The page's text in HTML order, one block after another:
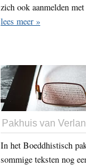
zich ook aanmelden
lees meer »
Pakhuis van
In het Boeddhistisch
sommige teksten nog